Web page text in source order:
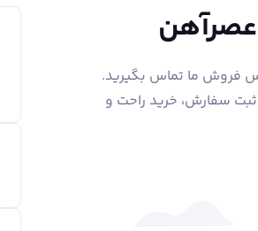
فروش ما تماس بگیرید.
سفارش، خرید راحت و